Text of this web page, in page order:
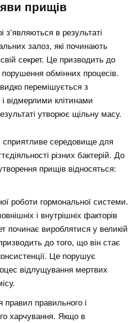
прищів
з’являються в результаті
залоз, які починають
секрет. Це призводить до
порушення обмінних процесів.
перемішується з
відмерлими клітинами
утворює щільну масу.
середовище для
різних бактерій. До
прищів відносяться:
роботи гормональної системи.
і внутрішніх факторів
починає вироблятися у великій
до того, що він стає
Це порушує
відлущування мертвих
правил правильного і
харчування. Якщо в